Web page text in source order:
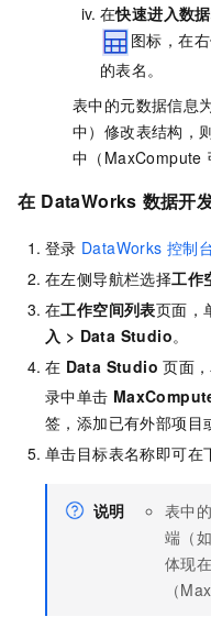
在快速进入数
图标，在
的表名。
表中的元数据信息
中）修改表结构，
中（MaxCompute
在 DataWorks 数据开
登录 DataWorks 控制
在左侧导航栏选择工作
在工作空间列表页面，
入 > Data Studio。
在 Data Studio 页面
录中单击
签，添加已有外部项目
单击目标表名称即可在
说明 表中
端（如
体现在
（